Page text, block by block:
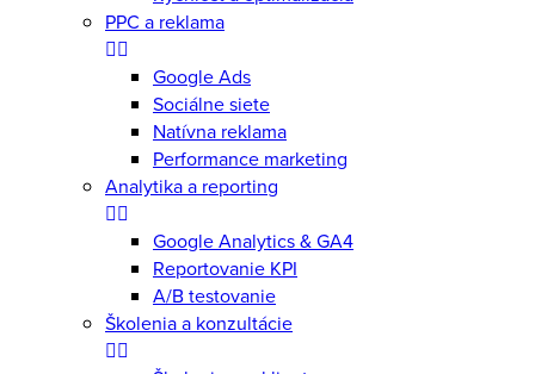
PPC a reklama
Google Ads
Sociálne siete
Natívna reklama
Performance marketing
Analytika a reporting
Google Analytics & GA4
Reportovanie KPI
A/B testovanie
Školenia a konzultácie